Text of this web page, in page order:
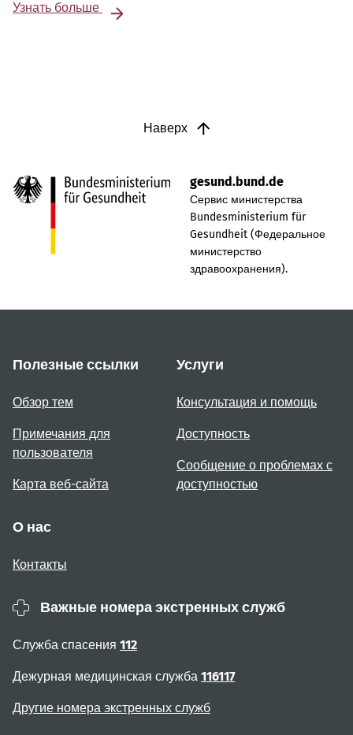
Узнать больше
Наверх
gesund.bund.de
Сервис министерства
Bundesministerium für
Gesundheit (Федеральное
министерство
здравоохранения).
Полезные ссылки
Обзор тем
Примечания для
пользователя
Карта веб-сайта
Услуги
Консультация и помощь
Доступность
Сообщение о проблемах с
доступностью
О нас
Контакты
Важные номера экстренных служб
Служба спасения 112
Дежурная медицинская служба 116117
Другие номера экстренных служб